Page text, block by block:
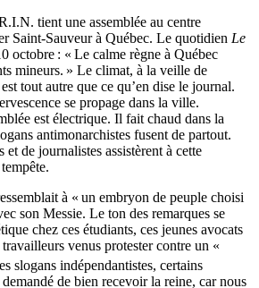
tient une assemblée au centre
Saint-Sauveur à Québec. Le quotidien Le
octobre : « Le calme règne à Québec
mineurs. » Le climat, à la veille de
tout autre que ce qu’en dise le journal.
se propage dans la ville.
est électrique. Il fait chaud dans la
antimonarchistes fusent de partout.
de journalistes assistèrent à cette
à « un embryon de peuple choisi
son Messie. Le ton des remarques se
chez ces étudiants, ces jeunes avocats
venus protester contre un «
slogans indépendantistes, certains
de bien recevoir la reine, car nous